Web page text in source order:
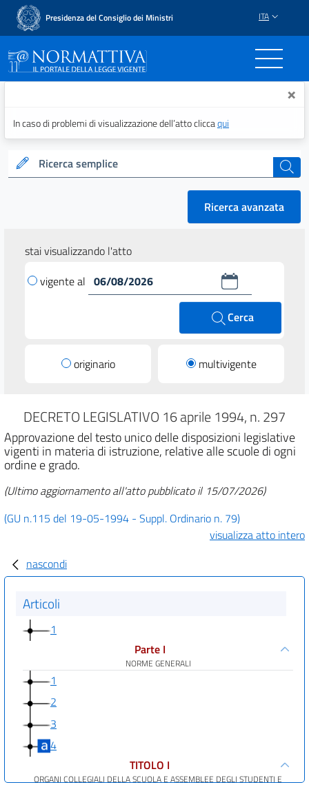
Presidenza del Consiglio dei Ministri ITA
Normattiva - Il portale ×
In caso di problemi di visualizzazione dell’atto cliccaqui
Ricerca semplice cerca
Ricerca avanzata
stai visualizzando l'atto
vigente al
Cerca
originario multivigente
DECRETO LEGISLATIVO 16 aprile 1994, n. 297
Approvazione del testo unico delle disposizioni legislative
vigenti in materia di istruzione, relative alle scuole di ogni
ordine e grado.
(Ultimo aggiornamento all'atto pubblicato il 15/07/2026)
(GU n.115 del 19-05-1994 - Suppl. Ordinario n. 79)
visualizza atto intero
nascondi
Articoli
1
Parte I
NORME GENERALI
1
2
3
4
TITOLO I
ORGANI COLLEGIALI DELLA SCUOLA E ASSEMBLEE DEGLI STUDENTI E